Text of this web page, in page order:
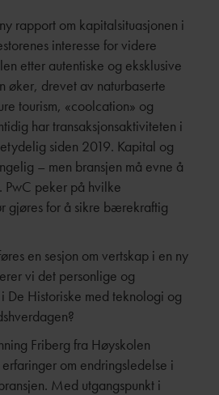
rapport om kapitalsituasjonen i
interesse for videre
etter autentiske og eksklusive
øker, drevet av naturbaserte
tourism, «coolcation» og
har transaksjonsaktiviteten i
siden 2019. Kapital og
– men bransjen må evne å
PwC peker på hvilke
gjøres for å sikre bærekraftig
en sesjon om vertskap i en ny
vi det personlige og
De Historiske med teknologi og
Friberg fra Høyskolen
om endringsledelse i
Med utgangspunkt i